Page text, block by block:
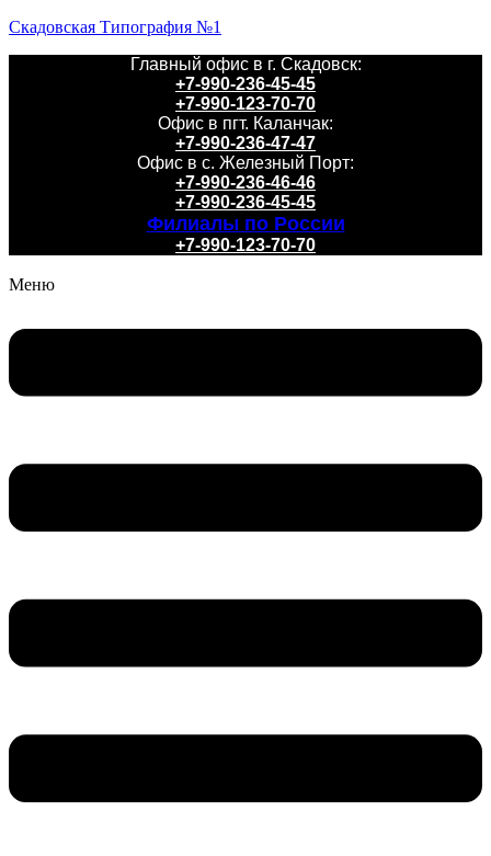
Скадовская Типография №1
Главный офис в г. Скадовск:
+7-990-236-45-45
+7-990-123-70-70
Офис в пгт. Каланчак:
+7-990-236-47-47
Офис в с. Железный Порт:
+7-990-236-46-46
+7-990-236-45-45
Филиалы по России
+7-990-123-70-70
Меню